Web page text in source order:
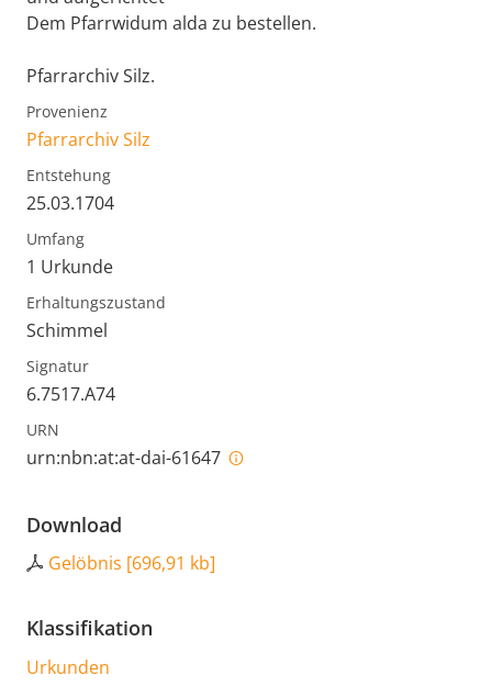
Dem Pfarrwidum alda zu bestellen.
Pfarrarchiv Silz.
Provenienz
Pfarrarchiv Silz
Entstehung
25.03.1704
Umfang
1 Urkunde
Erhaltungszustand
Schimmel
Signatur
6.7517.A74
URN
urn:nbn:at:at-dai-61647
Download
Gelöbnis [696,91 kb]
Klassifikation
Urkunden